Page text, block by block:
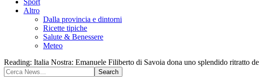
Sport
Altro
Dalla provincia e dintorni
Ricette tipiche
Salute & Benessere
Meteo
Reading: Italia Nostra: Emanuele Filiberto di Savoia dona uno splendido ritratto